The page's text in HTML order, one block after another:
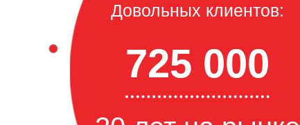
Довольных клиентов:
725 000